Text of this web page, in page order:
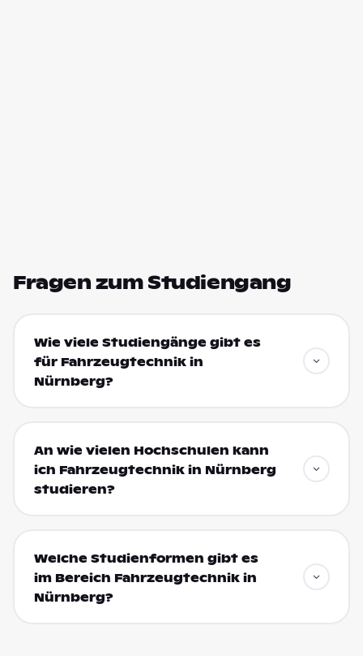
Fragen zum Studiengang
Wie viele Studiengänge gibt es
für Fahrzeugtechnik in
Nürnberg?
An wie vielen Hochschulen kann
ich Fahrzeugtechnik in Nürnberg
studieren?
Welche Studienformen gibt es
im Bereich Fahrzeugtechnik in
Nürnberg?